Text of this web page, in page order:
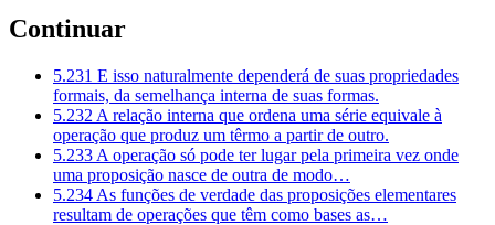
Continuar
5.231 E isso naturalmente dependerá de suas propriedades
formais, da semelhança interna de suas formas.
5.232 A relação interna que ordena uma série equivale à
operação que produz um têrmo a partir de outro.
5.233 A operação só pode ter lugar pela primeira vez onde
uma proposição nasce de outra de modo…
5.234 As funções de verdade das proposições elementares
resultam de operações que têm como bases as…